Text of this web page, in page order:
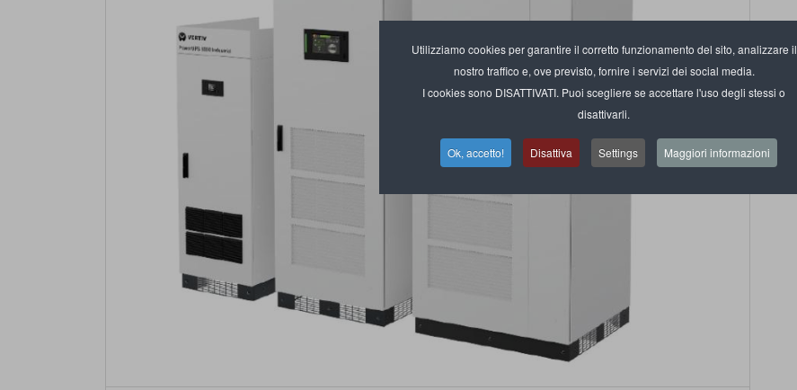
Utilizziamo cookies per garantire il corretto funzionamento del sito, analizzare il
nostro traffico e, ove previsto, fornire i servizi dei social media.
I cookies sono DISATTIVATI. Puoi scegliere se accettare l'uso degli stessi o
disattivarli.
Ok, accetto! Disattiva Settings Maggiori informazioni